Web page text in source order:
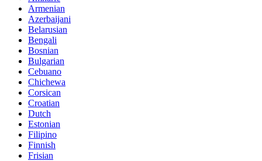
Armenian
Azerbaijani
Belarusian
Bengali
Bosnian
Bulgarian
Cebuano
Chichewa
Corsican
Croatian
Dutch
Estonian
Filipino
Finnish
Frisian